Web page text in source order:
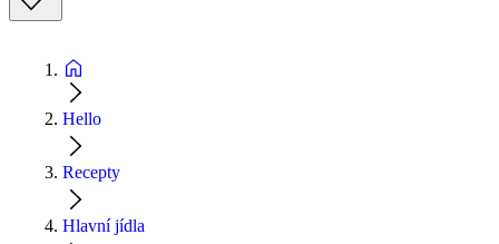
Hello
Recepty
Hlavní jídla